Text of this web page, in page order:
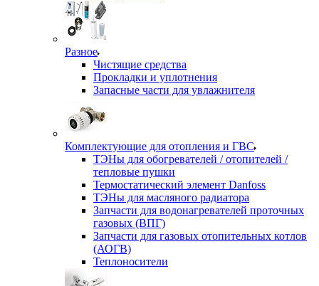
Разное
Чистящие средства
Прокладки и уплотнения
Запасные части для увлажнителя
Комплектующие для отопления и ГВС
ТЭНы для обогревателей / отопителей /
тепловые пушки
Термостатический элемент Danfoss
ТЭНы для масляного радиатора
Запчасти для водонагревателей проточных
газовых (ВПГ)
Запчасти для газовых отопительных котлов
(АОГВ)
Теплоносители